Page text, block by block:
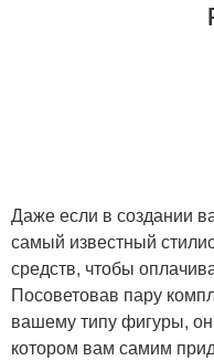
Даже если в создании
самый известный
средств, чтобы
Посоветовав пару
вашему типу фигуры,
котором вам самим